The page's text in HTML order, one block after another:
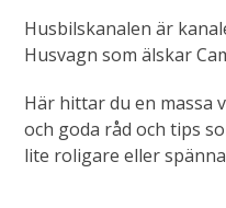
Husbilskanalen är
Husvagn som älskar
Här hittar du en massa
och goda råd och tips
lite roligare eller